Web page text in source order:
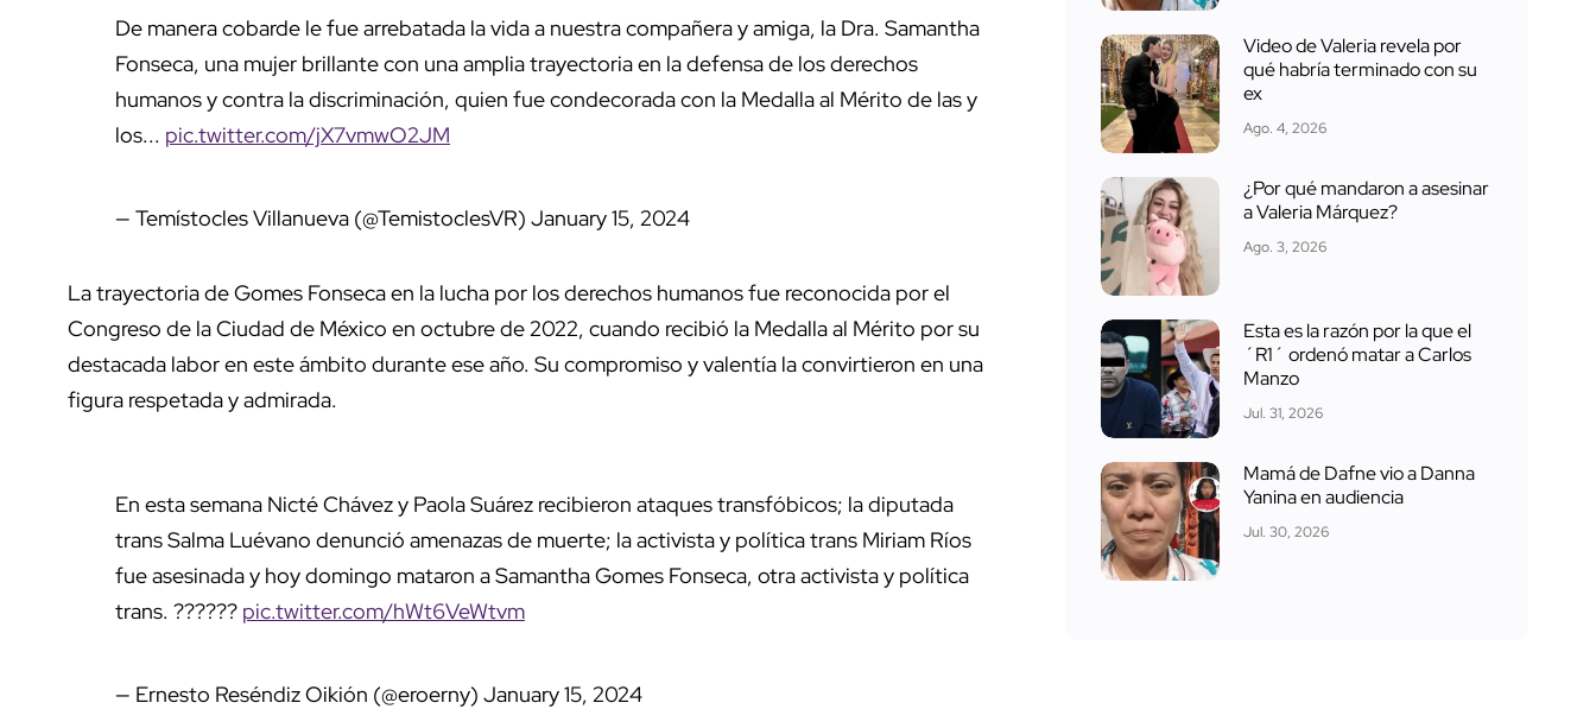
De manera cobarde le fue arrebatada la vida a nuestra compañera y amiga, la Dra. Samantha
Fonseca, una mujer brillante con una amplia trayectoria en la defensa de los derechos
humanos y contra la discriminación, quien fue condecorada con la Medalla al Mérito de las y
los... pic.twitter.com/jX7vmwO2JM
— Temístocles Villanueva (@TemistoclesVR) January 15, 2024
La trayectoria de Gomes Fonseca en la lucha por los derechos humanos fue reconocida por el
Congreso de la Ciudad de México en octubre de 2022, cuando recibió la Medalla al Mérito por su
destacada labor en este ámbito durante ese año. Su compromiso y valentía la convirtieron en una
figura respetada y admirada.
En esta semana Nicté Chávez y Paola Suárez recibieron ataques transfóbicos; la diputada
trans Salma Luévano denunció amenazas de muerte; la activista y política trans Miriam Ríos
fue asesinada y hoy domingo mataron a Samantha Gomes Fonseca, otra activista y política
trans. ?????? pic.twitter.com/hWt6VeWtvm
— Ernesto Reséndiz Oikión (@eroerny) January 15, 2024
Video de Valeria revela por
qué habría terminado con su
ex
Ago. 4, 2026
¿Por qué mandaron a asesinar
a Valeria Márquez?
Ago. 3, 2026
Esta es la razón por la que el
´R1´ ordenó matar a Carlos
Manzo
Jul. 31, 2026
Mamá de Dafne vio a Danna
Yanina en audiencia
Jul. 30, 2026